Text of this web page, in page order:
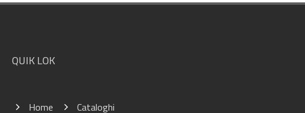
QUIK LOK
Home
Cataloghi